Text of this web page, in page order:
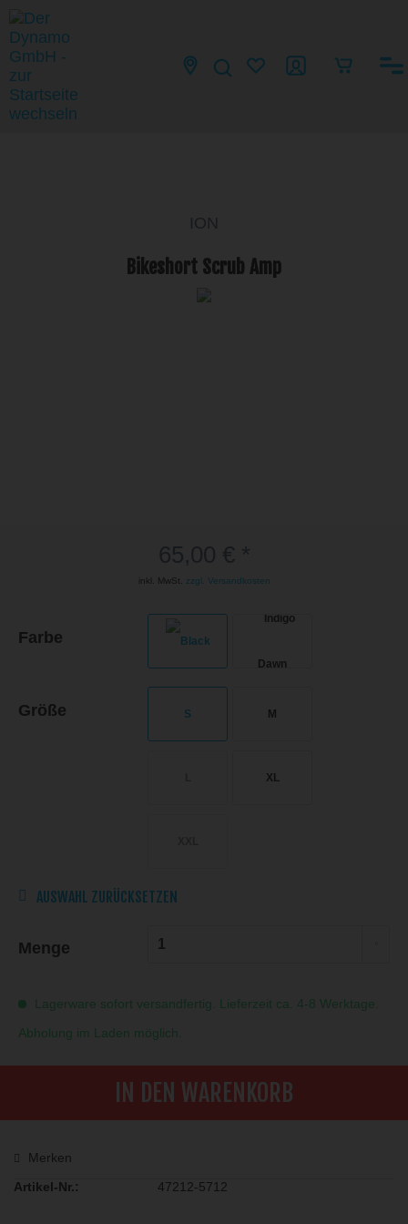
ION
Bikeshort Scrub Amp
inkl. MwSt. zzgl. Versandkosten
Farbe
Größe S M
XL
AUSWAHL ZURÜCKSETZEN
Menge
Lagerware sofort versandfertig. Lieferzeit ca. 4-8 Werktage.
Abholung im Laden möglich.
IN DEN WARENKORB
Merken
Artikel-Nr.:
47212-5712